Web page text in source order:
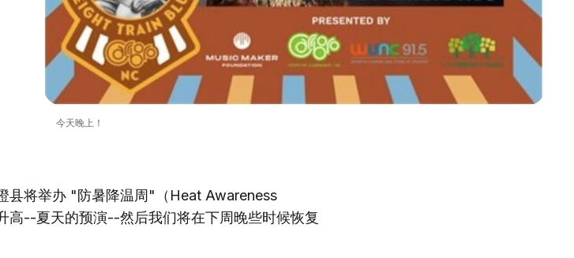
今天晚上！
县将举办 "防暑降温周"（Heat Awareness
高--夏天的预演--然后我们将在下周晚些时候恢复